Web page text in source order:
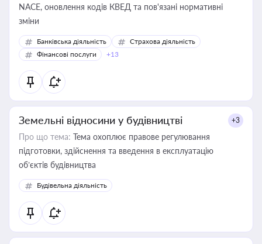
NACE, оновлення кодів КВЕД та пов'язані нормативні
зміни
Банківська діяльність
Страхова діяльність
Фінансові послуги
+13
Земельні відносини у будівництві +3
Про що тема: Тема охоплює правове регулювання
підготовки, здійснення та введення в експлуатацію
об’єктів будівництва
Будівельна діяльність